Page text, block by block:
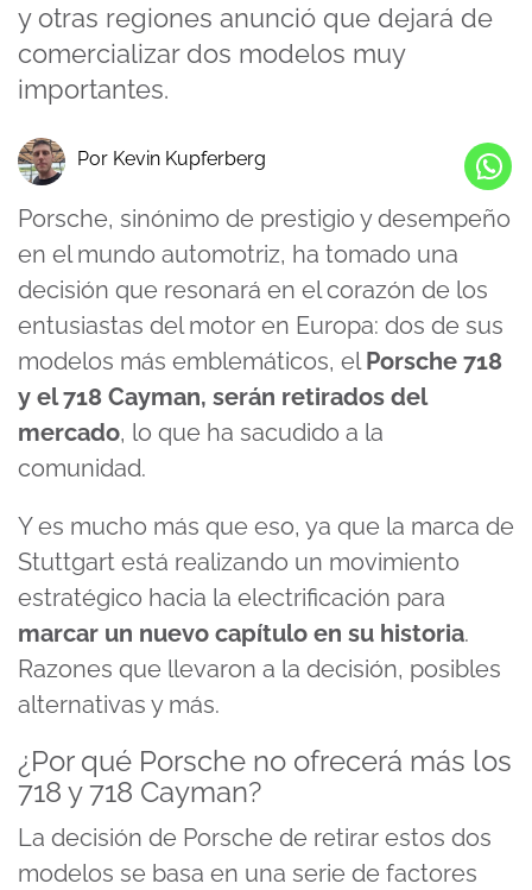
y otras regiones anunció que dejará de
comercializar dos modelos muy
importantes.
Por Kevin Kupferberg
Porsche, sinónimo de prestigio y desempeño
en el mundo automotriz, ha tomado una
decisión que resonará en el corazón de los
entusiastas del motor en Europa: dos de sus
modelos más emblemáticos, elPorsche 718
y el 718 Cayman, serán retirados del
mercado, lo que ha sacudido a la
comunidad.
Y es mucho más que eso, ya que la marca de
Stuttgart está realizando un movimiento
estratégico hacia la electrificación para
marcar un nuevo capítulo en su historia.
Razones que llevaron a la decisión, posibles
alternativas y más.
¿Por qué Porsche no ofrecerá más los
718 y 718 Cayman?
La decisión de Porsche de retirar estos dos
modelos se basa en una serie de factores